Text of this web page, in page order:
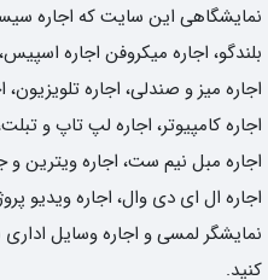
نمایشگاهی این سایت که اجاره
بلندگو، اجاره میکروفن اجاره
اجاره میز و صندلی، اجاره
اجاره کامپیوتر، اجاره لپ تاپ و
اجاره مبل نیم ست، اجاره ویترین و
اجاره ال ای دی وال، اجاره ویدیو
نمایشگر لمسی و اجاره وسایل
کنید.